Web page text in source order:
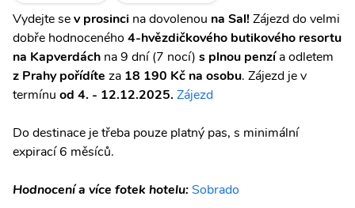
Vydejte sev prosinci na dovolenou na Sal!Zájezd do velmi
dobře hodnoceného 4-hvězdičkového butikového resortu
na Kapverdách na 9 dní (7 nocí) s plnou penzía odletem
z Prahy pořídíte za 18 190 Kč na osobu. Zájezd je v
termínu od 4. - 12.12.2025. Zájezd
Do destinace je třeba pouze platný pas, s minimální
expirací 6 měsíců.
Hodnocení a více fotek hotelu:Sobrado